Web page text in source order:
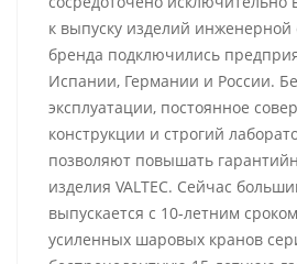
к выпуску изделий инженерной
бренда подключились
Испании, Германии и России.
эксплуатации, постоянное
конструкции и строгий
позволяют повышать
изделия VALTEC. Сейчас
выпускается с 10-летним
усиленных шаровых кранов